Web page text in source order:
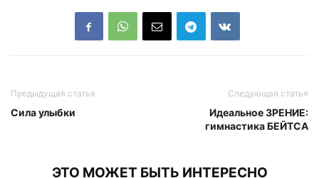
Предыдущая статья
Сила улыбки
Следующая статья
Идеальное ЗРЕНИЕ:
гимнастика БЕЙТСА
ЭТО МОЖЕТ БЫТЬ ИНТЕРЕСНО